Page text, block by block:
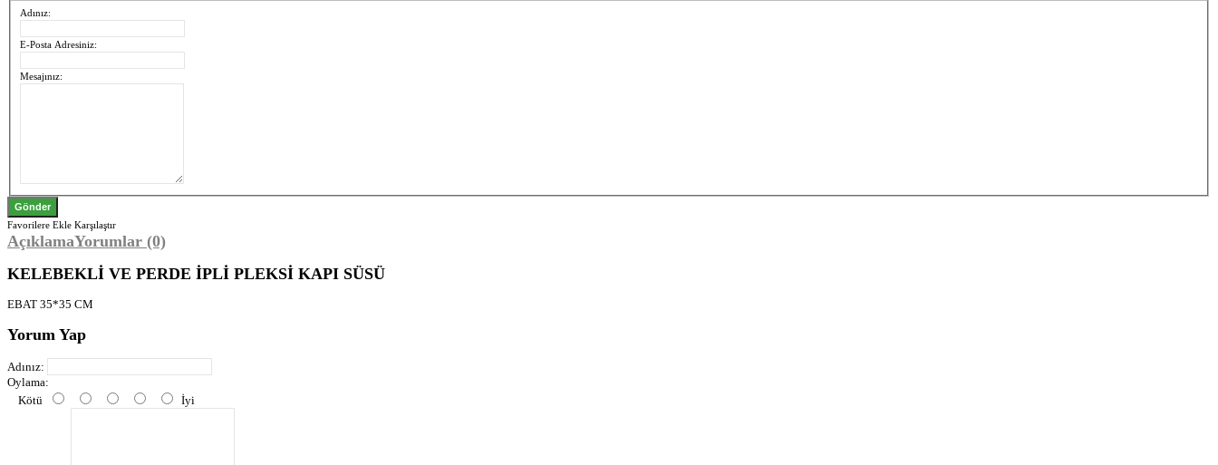
Adınız:
E-Posta Adresiniz:
Mesajınız:
Favorilere Ekle Karşılaştır
AçıklamaYorumlar (0)
KELEBEKLİ VE PERDE İPLİ PLEKSİ KAPI SÜSÜ
EBAT 35*35 CM
Yorum Yap
Adınız:
Oylama:
Kötü
İyi